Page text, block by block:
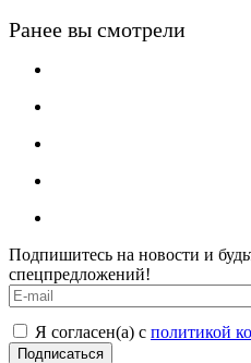
Ранее вы смотрели
Подпишитесь на новости и
спецпредложений!
Я согласен(а) с политикой